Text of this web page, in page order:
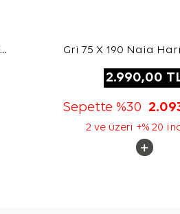
Gri 75 X 190 Naia
2.990,00
Sepette %30
2 ve üzeri +% 20